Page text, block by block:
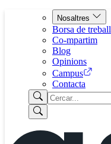
Nosaltres
Borsa de treball
Co-mpartim
Blog
Opinions
Campus
Contacta